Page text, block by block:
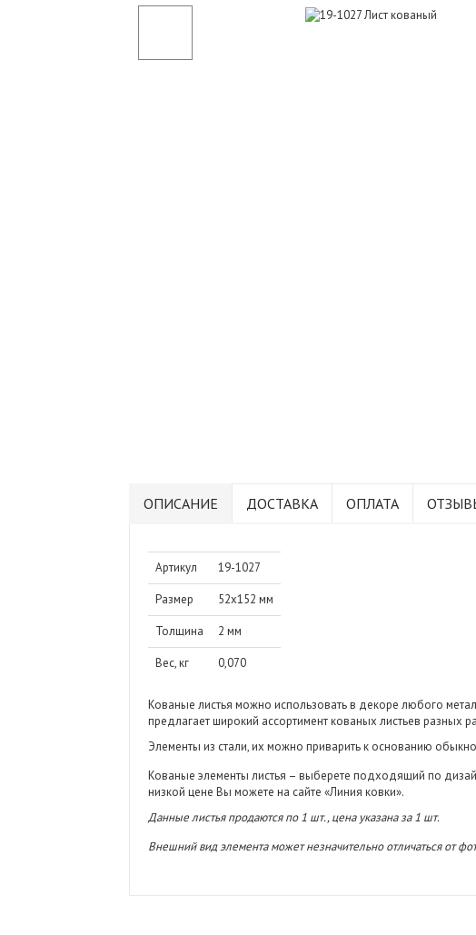
ОПИСАНИЕ ДОСТАВКА ОПЛАТА
Артикул 19-1027
Размер 52х152 мм
Толщина 2 мм
Вес, кг 0,070
Кованые листья можно использовать в декоре любого
предлагает широкий ассортимент кованых листьев разных
Элементы из стали, их можно приварить к основанию
Кованые элементы листья – выберете подходящий по
низкой цене Вы можете на сайте «Линия ковки».
Данные листья продаются по 1 шт., цена указана за 1 шт.
Внешний вид элемента может незначительно отличаться от